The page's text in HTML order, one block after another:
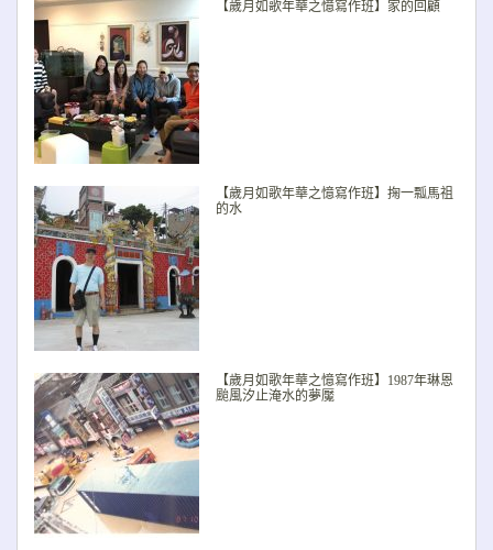
【歲月如歌年華之憶寫作班】家的回顧
【歲月如歌年華之憶寫作班】掬一瓢馬祖
的水
【歲月如歌年華之憶寫作班】1987年琳恩
颱風汐止淹水的夢魘